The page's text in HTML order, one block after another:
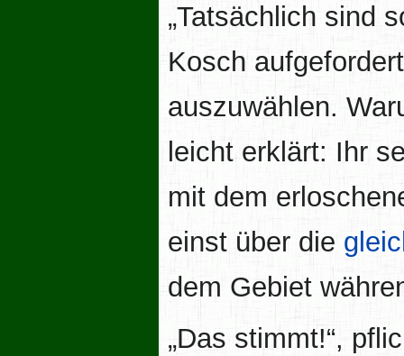
„Tatsächlich sind
Kosch
auszuwählen.
leicht erklärt: Ihr
mit dem
einst über die
dem Gebiet
„Das stimmt!“,